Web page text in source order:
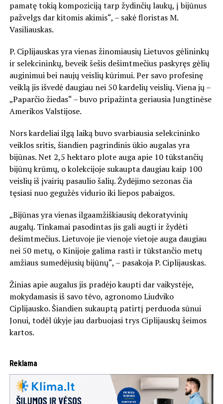
pamatę tokią kompoziciją tarp žydinčių laukų, į bijūnus
pažvelgs dar kitomis akimis“, – sakė floristas M.
Vasiliauskas.
P. Ciplijauskas yra vienas žinomiausių Lietuvos gėlininkų
ir selekcininkų, beveik šešis dešimtmečius paskyręs gėlių
auginimui bei naujų veislių kūrimui. Per savo profesinę
veiklą jis išvedė daugiau nei 50 kardelių veislių. Viena jų –
„Paparčio žiedas“ – buvo pripažinta geriausia Jungtinėse
Amerikos Valstijose.
Nors kardeliai ilgą laiką buvo svarbiausia selekcininko
veiklos sritis, šiandien pagrindinis ūkio augalas yra
bijūnas. Net 2,5 hektaro plote auga apie 10 tūkstančių
bijūnų krūmų, o kolekcijoje sukaupta daugiau kaip 100
veislių iš įvairių pasaulio šalių. Žydėjimo sezonas čia
tęsiasi nuo gegužės vidurio iki liepos pabaigos.
„Bijūnas yra vienas ilgaamžiškiausių dekoratyvinių
augalų. Tinkamai pasodintas jis gali augti ir žydėti
dešimtmečius. Lietuvoje jie vienoje vietoje auga daugiau
nei 50 metų, o Kinijoje galima rasti ir tūkstančio metų
amžiaus sumedėjusių bijūnų“, – pasakoja P. Ciplijauskas.
Žinias apie augalus jis pradėjo kaupti dar vaikystėje,
mokydamasis iš savo tėvo, agronomo Liudviko
Ciplijausko. Šiandien sukauptą patirtį perduoda sūnui
Jonui, todėl ūkyje jau darbuojasi trys Ciplijauskų šeimos
kartos.
Reklama